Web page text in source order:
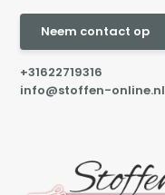
Neem contact op
+31622719316
info@stoffen-online.nl